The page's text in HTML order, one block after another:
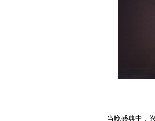
当晚盛典中，兴